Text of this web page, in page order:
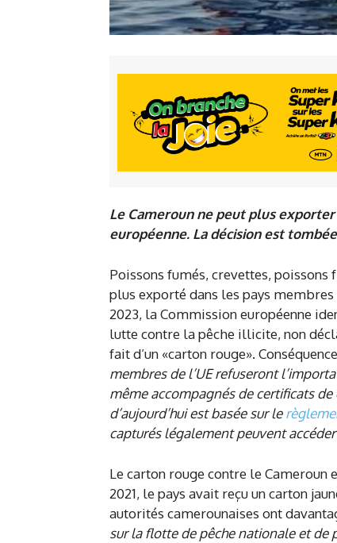
Le Cameroun ne peut plus
européenne. La décision est
Poissons fumés, crevettes, poissons
plus exporté dans les pays membres
2023, la Commission européenne
lutte contre la pêche illicite, non
fait d’un «carton rouge».
membres de l’UE refuseront
même accompagnés de certificats
d’aujourd’hui est basée sur le
capturés légalement peuvent accéder
Le carton rouge contre le Cameroun
2021, le pays avait reçu un carton
autorités camerounaises ont
sur la flotte de pêche nationale et de